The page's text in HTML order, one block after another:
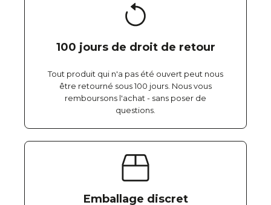
100 jours de droit de retour
Tout produit qui n'a pas été ouvert peut nous
être retourné sous 100 jours. Nous vous
remboursons l'achat - sans poser de
questions.
Emballage discret